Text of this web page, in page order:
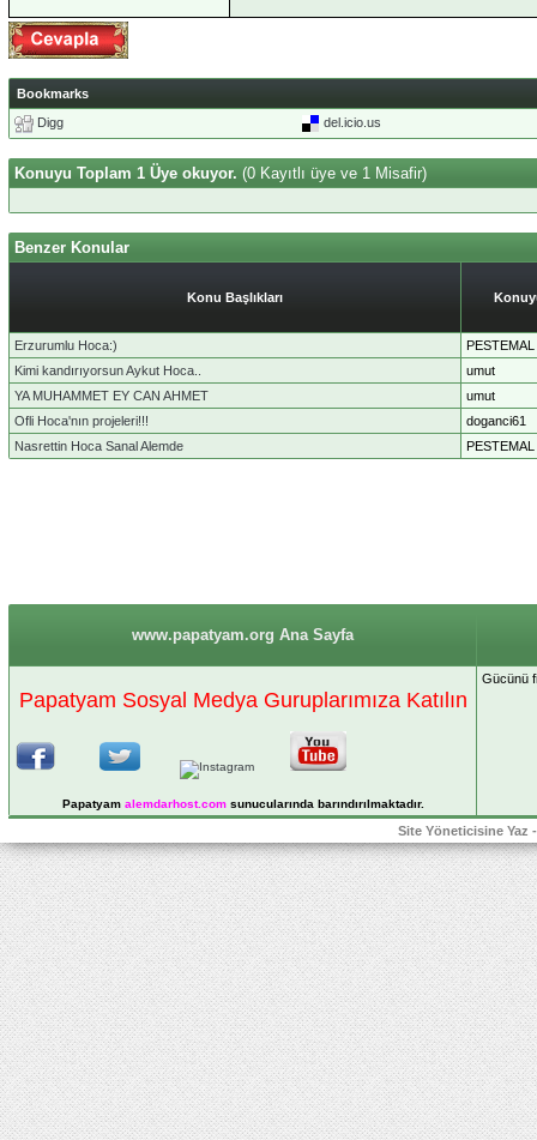
Bookmarks
Digg
del.icio.us
Konuyu Toplam 1 Üye okuyor. (0 Kayıtlı üye ve 1 Misafir)
Benzer Konular
Konu Başlıkları
Erzurumlu Hoca:)
PESTEMAL
Kimi kandırıyorsun Aykut Hoca..
umut
YA MUHAMMET EY CAN AHMET
umut
Ofli Hoca'nın projeleri!!!
doganci61
Nasrettin Hoca Sanal Alemde
PESTEMAL
www.papatyam.org Ana Sayfa
Papatyam Sosyal Medya Guruplarımıza Katılın
Papatyam alemdarhost.comsunucularında barındırılmaktadır.
Gücünü
Site Yöneticisine Yaz